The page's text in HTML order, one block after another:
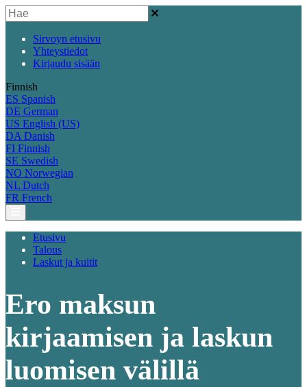
Sirvoyn etusivu
Yhteystiedot
Kirjaudu sisään
Finnish
ES Spanish
DE German
US English (US)
DA Danish
FI Finnish
SE Swedish
NO Norwegian
NL Dutch
FR French
Etusivu
Talous
Laskut ja kuitit
Ero maksun
kirjaamisen ja laskun
luomisen välillä